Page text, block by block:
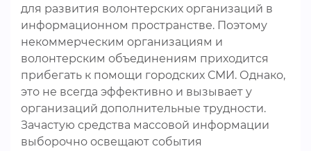
для развития волонтерских организаций в
информационном пространстве. Поэтому
некоммерческим организациям и
волонтерским объединениям приходится
прибегать к помощи городских СМИ. Однако,
это не всегда эффективно и вызывает у
организаций дополнительные трудности.
Зачастую средства массовой информации
выборочно освещают события